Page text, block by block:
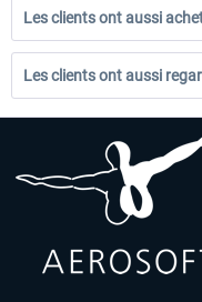
Les clients ont aussi
Les clients ont aussi